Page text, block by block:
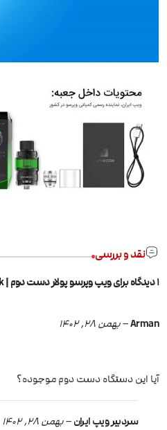
نقد و بررسی
1 دیدگاه برای ویپ وپرسو پولار دست دوم | Vaporesso Polar Stock
Arman
–بهمن 28, 1402
آیا این دستگاه دست دوم موجوده؟
سردبیر ویپ ایران– بهمن 28, 1402